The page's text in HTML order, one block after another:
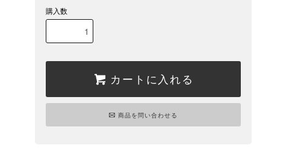
購入数
カートに入れる
商品を問い合わせる